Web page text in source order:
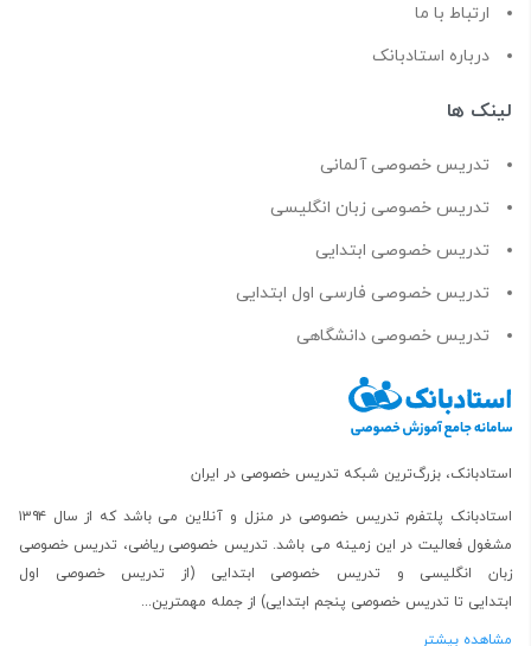
ارتباط با ما
درباره استادبانک
لینک ها
تدریس خصوصی آلمانی
تدریس خصوصی زبان انگلیسی
تدریس خصوصی ابتدایی
تدریس خصوصی فارسی اول ابتدایی
تدریس خصوصی دانشگاهی
استادبانک، بزرگ‌ترین شبکه تدریس خصوصی در ایران
استادبانک پلتفرم تدریس خصوصی در منزل و آنلاین
می باشد که از سال ۱۳۹۴
مشغول فعالیت در این زمینه می باشد.تدریس خصوصی ریاضی، تدریس خصوصی
زبان انگلیسی و تدریس خصوصی ابتدایی (از
تدریس خصوصی اول
ابتدایی تا تدریس خصوصی پنجم ابتدایی) از جمله مهمترین...
مشاهده بیشتر